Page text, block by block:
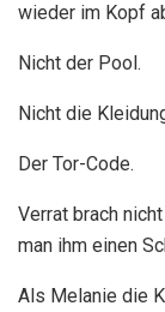
wieder im Kopf
Nicht der Pool.
Nicht die
Der Tor-Code.
Verrat brach
man ihm einen
Als Melanie die